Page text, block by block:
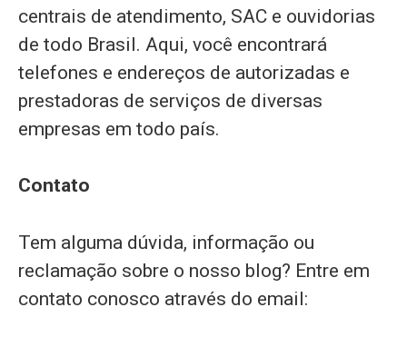
centrais de atendimento, SAC e ouvidorias
de todo Brasil. Aqui, você encontrará
telefones e endereços de autorizadas e
prestadoras de serviços de diversas
empresas em todo país.
Contato
Tem alguma dúvida, informação ou
reclamação sobre o nosso blog? Entre em
contato conosco através do email: